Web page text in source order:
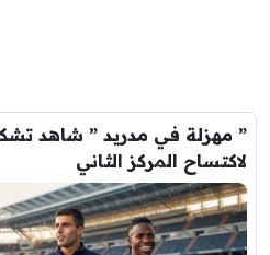
” مهزلة في مدريد ” شاهد
لاكتساح المركز الثاني